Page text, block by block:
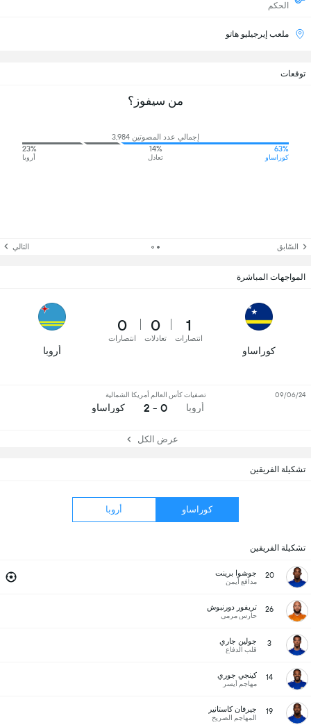
تشكيلة الفريقين
كوراساو أروبا
تشكيلة الفريقين
20 جوشوا برينت
مدافع أيمن
26 تريفور دورنبوش
حارس مرمى
3 جولين جاري
قلب الدفاع
14 كينجي جوري
مهاجم أيسر
19 جيرفان كاستانير
المهاجم الصريح
الحكم
ملعب إيرجيليو هاتو
توقعات
من سيفوز؟
إجمالي عدد المصوتين 3,984
63%
كوراساو
14%
تعادل
23%
أروبا
السّابق التالي
المواجهات المباشرة
كوراساو
1
انتصارات
0
تعادلات
0
انتصارات
أروبا
أروبا
تصفيات كأس العالم أمريكا الشمالية
0 - 2 كوراساو
09/06/24
عرض الكل